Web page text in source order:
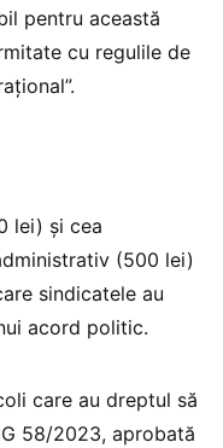
pentru această
cu regulile de
lei) și cea
(500 lei)
sindicatele au
acord politic.
care au dreptul să
58/2023, aprobată